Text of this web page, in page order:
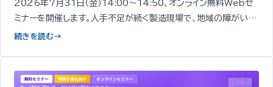
2026年7月31日（金）14:00〜14:50、オンライン無料Webセ
ミナーを開催します。人手不足が続く製造現場で、地域の障がい者
を「品質を担う“職人型”の担い手」として定着させるための「見極
続きを読む→